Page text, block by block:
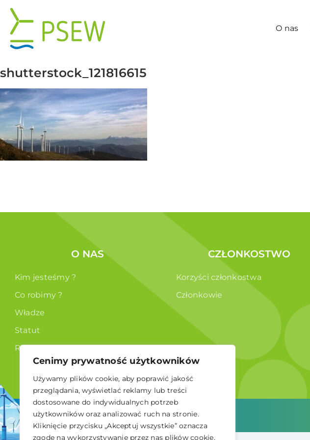
Cenimy prywatność użytkowników
Używamy plików cookie, aby poprawić jakość
przeglądania, wyświetlać reklamy lub treści
dostosowane do indywidualnych potrzeb
użytkowników oraz analizować ruch na stronie.
Kliknięcie przycisku „Akceptuj wszystkie” oznacza
zgodę na wykorzystywanie przez nas plików cookie.
Przejdź
zawartości
O nas
shutterstock_121816615
O NAS
Kim jesteśmy ?
Co robimy ?
Władze
Statut
RODO
CZŁONKOSTWO
Korzyści członkostwa
Członkowie
© 2026 Polskie Stowarzyszenie Energetyki Wiatrowej